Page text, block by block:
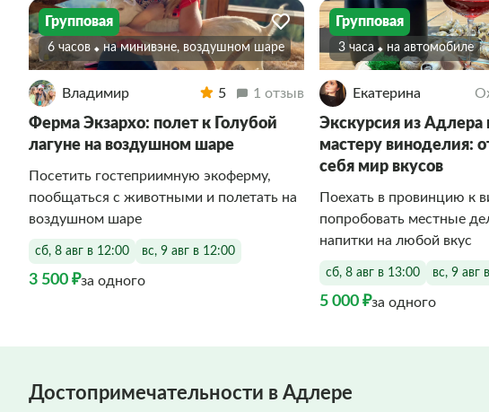
Групповая
6 часов На минивэне, воздушном шаре
Владимир 5 1 отзыв
Ферма Экзархо: полет к Голубой
лагуне на воздушном шаре
Посетить гостеприимную экоферму,
пообщаться с животными и полетать на
воздушном шаре
сб, 8 авг в 12:00 вс, 9 авг в 12:00
3 500 ₽за одного
Групповая
3 часа На автомобиле
Екатерина
Экскурсия из Адлера
мастеру виноделия:
себя мир вкусов
Поехать в провинцию к
попробовать местные
напитки на любой вкус
сб, 8 авг в 13:00 вс, 9 авг
5 000 ₽за одного
Достопримечательности в Адлере